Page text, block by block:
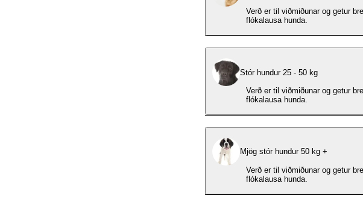
Verð er til viðmiðunar og getur
flókalausa hunda.
Stór hundur 25 - 50 kg
Verð er til viðmiðunar og getur
flókalausa hunda.
Mjög stór hundur 50 kg +
Verð er til viðmiðunar og getur
flókalausa hunda.